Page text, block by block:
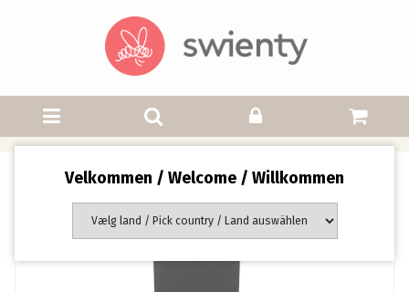
Velkommen / Welcome / Willkommen